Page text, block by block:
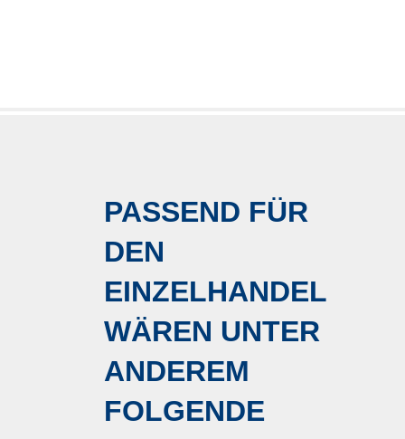
PASSEND FÜR
DEN
EINZELHANDEL
WÄREN UNTER
ANDEREM
FOLGENDE